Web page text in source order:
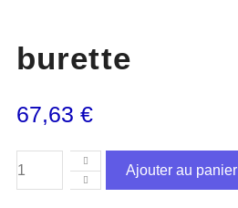
burette
67,63 €
Ajouter au panier